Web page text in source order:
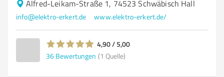
Alfred-Leikam-Straße 1, 74523 Schwäbisch Hall
info@elektro-erkert.de www.elektro-erkert.de/
4,90 / 5,00
36 Bewertungen (1 Quelle)